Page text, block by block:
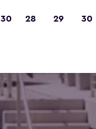
30 28 29 30